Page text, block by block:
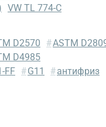
VW TL 774-C
D2570 #ASTM
D4985
FF #G11 #антифриз